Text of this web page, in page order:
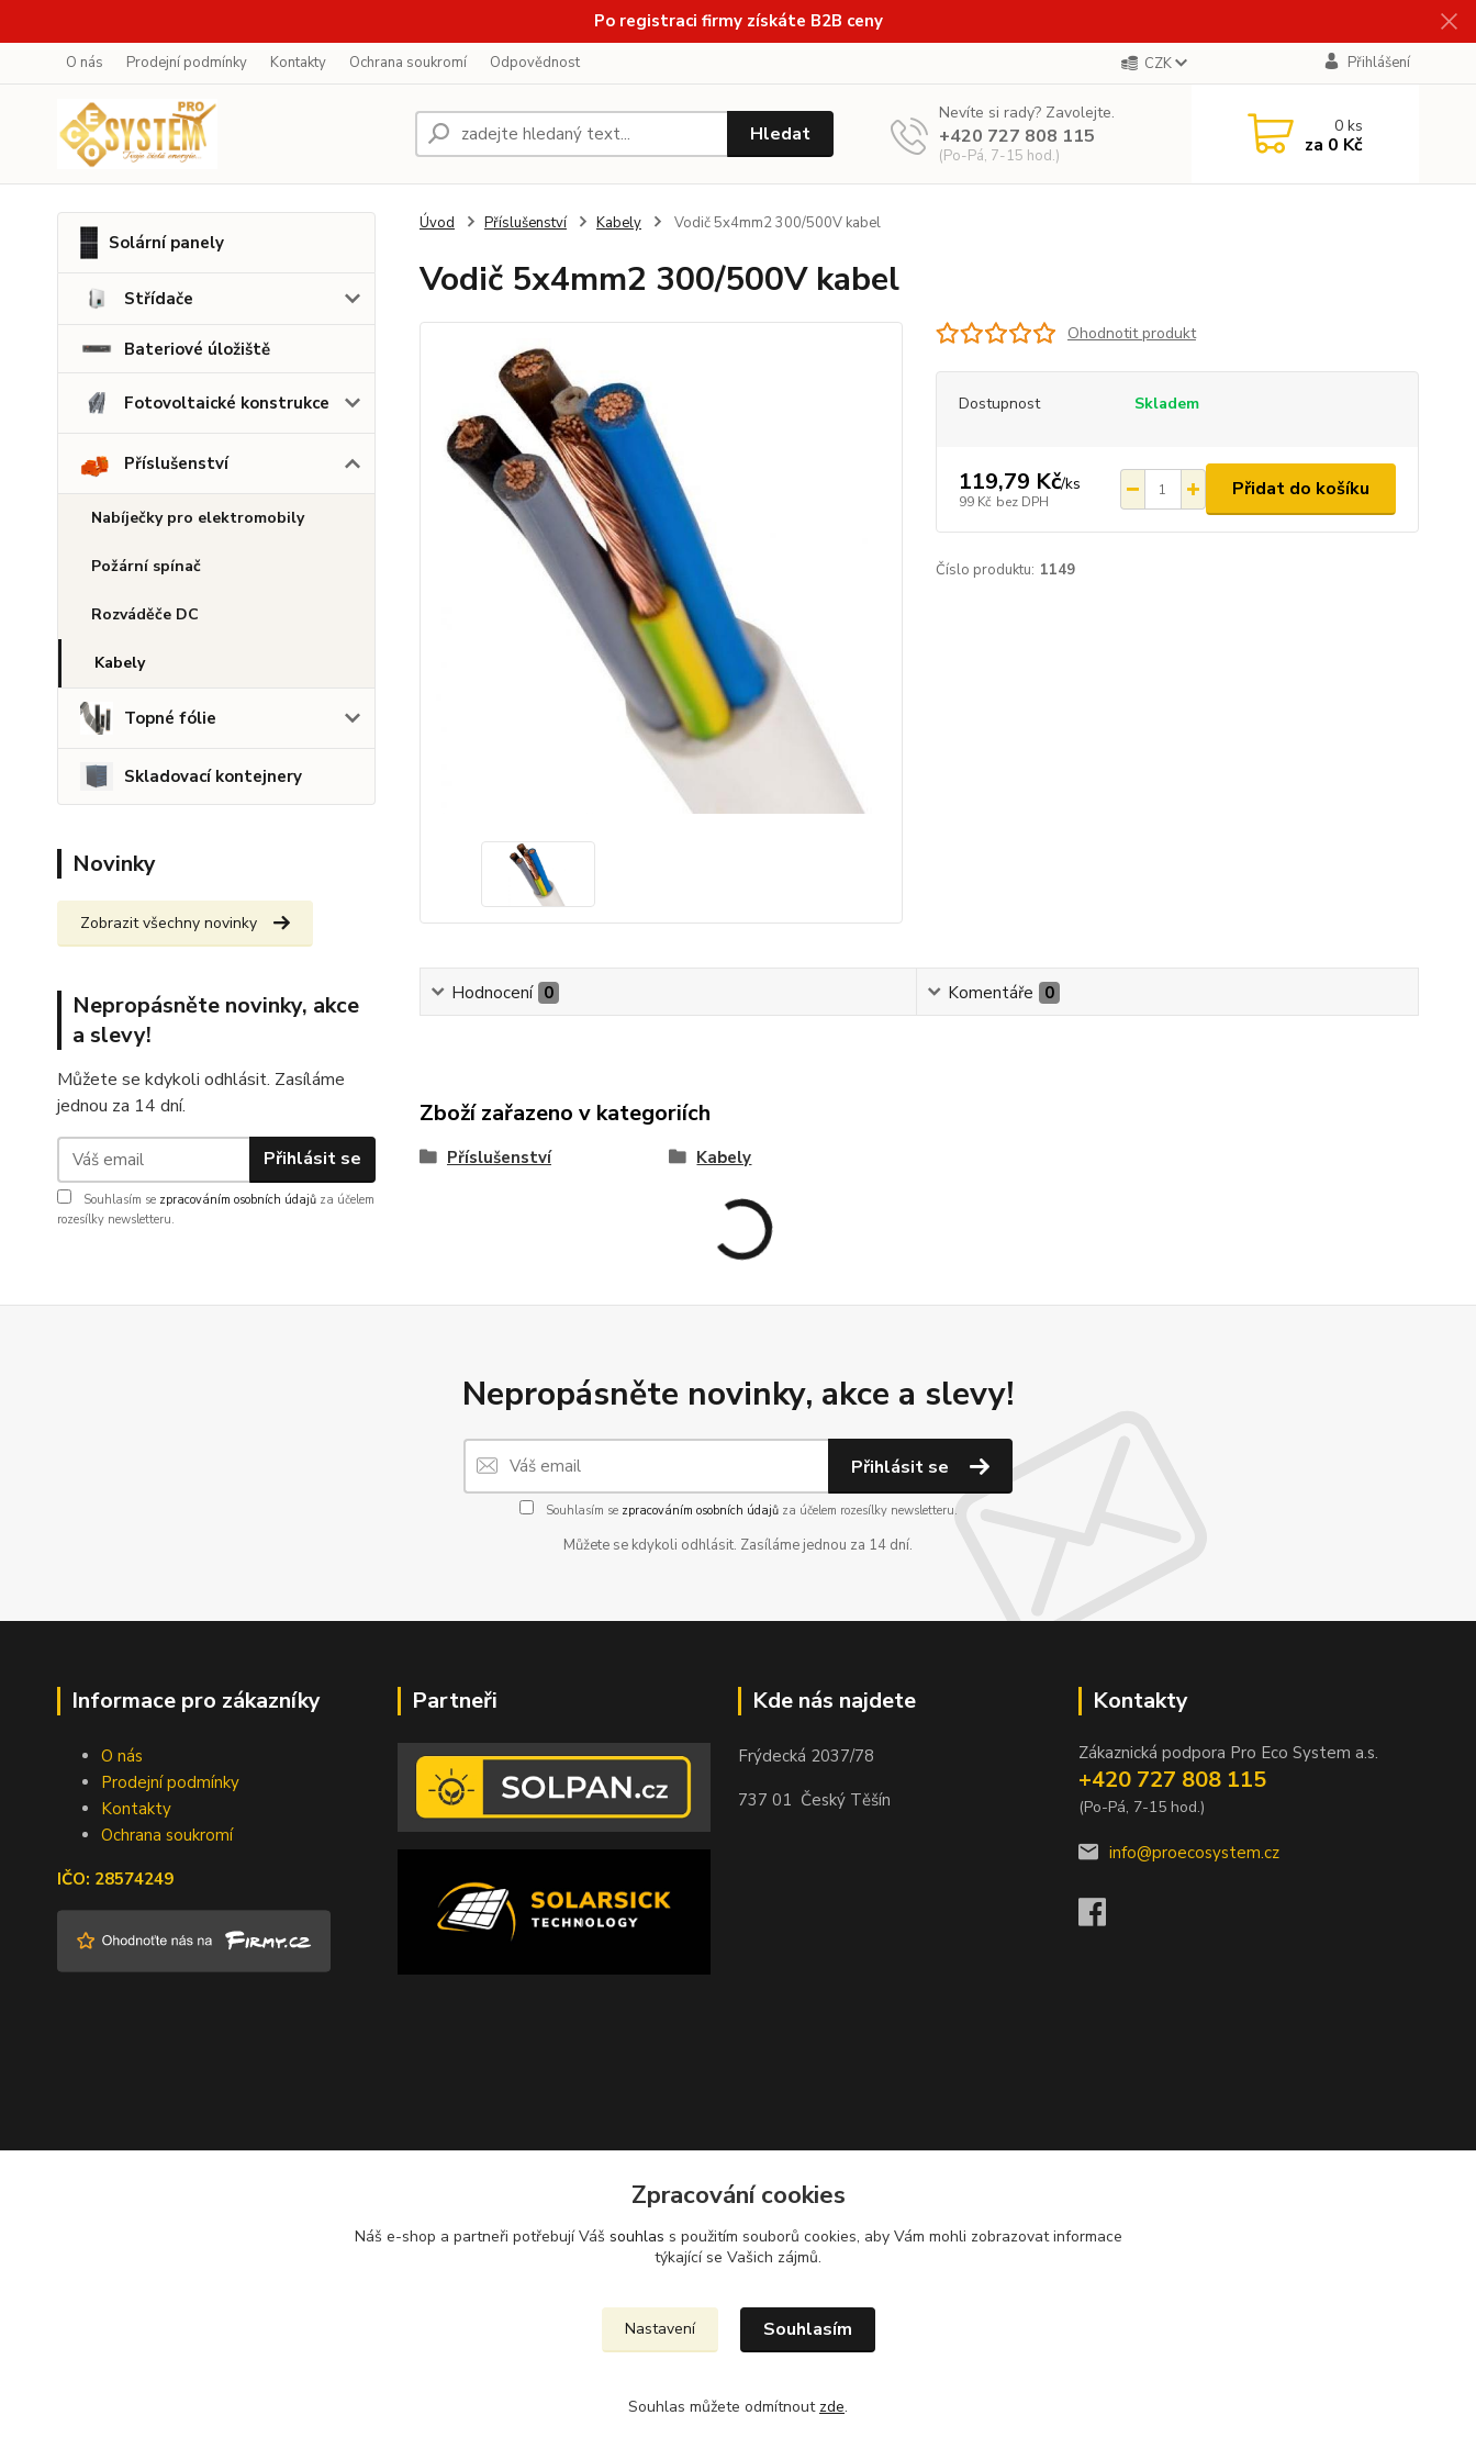
Po registraci firmy získáte B2B ceny
O nás Prodejní podmínky Kontakty Ochrana soukromí Odpovědnost CZK Přihlášení
Hledat
Nevíte si rady? Zavolejte.
+420 727 808 115
(Po-Pá, 7-15 hod.)
0ks
za 0 Kč
Solární panely
Střídače
Bateriové úložiště
Fotovoltaické konstrukce
Příslušenství
Nabíječky pro elektromobily
Požární spínač
Rozváděče DC
Kabely
Topné fólie
Skladovací kontejnery
Novinky
Zobrazit všechny novinky
Nepropásněte novinky, akce
a slevy!
Můžete se kdykoli odhlásit. Zasíláme
jednou za 14 dní.
Přihlásit se
Souhlasím se zpracováním osobních údajů za účelem
rozesílky newsletteru.
Úvod Příslušenství Kabely Vodič 5x4mm2 300/500V kabel
Vodič 5x4mm2 300/500V kabel
Ohodnotit produkt
Dostupnost Skladem
119,79 Kč/ks
99 Kč bez DPH
Přidat do košíku
Číslo produktu: 1149
Hodnocení 0 Komentáře 0
Zboží zařazeno v kategoriích
Příslušenství Kabely
Nepropásněte novinky, akce a slevy!
Přihlásit se
Souhlasím se zpracováním osobních údajůza účelem rozesílky newsletteru.
Můžete se kdykoli odhlásit. Zasíláme jednou za 14 dní.
Informace pro zákazníky
O nás
Prodejní podmínky
Kontakty
Ochrana soukromí
IČO: 28574249
Partneři Kde nás najdete
Frýdecká 2037/78
737 01 Český Těšín
Zvětšit mapu
Kontakty
Zákaznická podpora Pro Eco System a.s.
+420 727 808 115
(Po-Pá, 7-15 hod.)
info@proecosystem.cz
Zpracování cookies
Náš e-shop a partneři potřebují Váš souhlas s použitím souborů cookies, aby Vám mohli zobrazovat informace
týkající se Vašich zájmů.
Nastavení Souhlasím
Souhlas můžete odmítnout zde.